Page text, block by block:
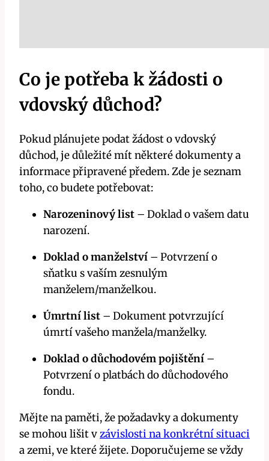
Co je potřeba k žádosti o
vdovský důchod?
Pokud plánujete podat žádost o vdovský
důchod, je důležité mít některé dokumenty a
informace připravené předem. Zde je seznam
toho, co budete potřebovat:
Narozeninový list – Doklad o vašem datu
narození.
Doklad o manželství – Potvrzení o
sňatku s vaším zesnulým
manželem/manželkou.
Úmrtní list – Dokument potvrzující
úmrtí vašeho manžela/manželky.
Doklad o důchodovém pojištění –
Potvrzení o platbách do důchodového
fondu.
Mějte na paměti, že požadavky a dokumenty
se mohou lišit vzávislosti na konkrétní situaci
a zemi, ve které žijete. Doporučujeme se vždy